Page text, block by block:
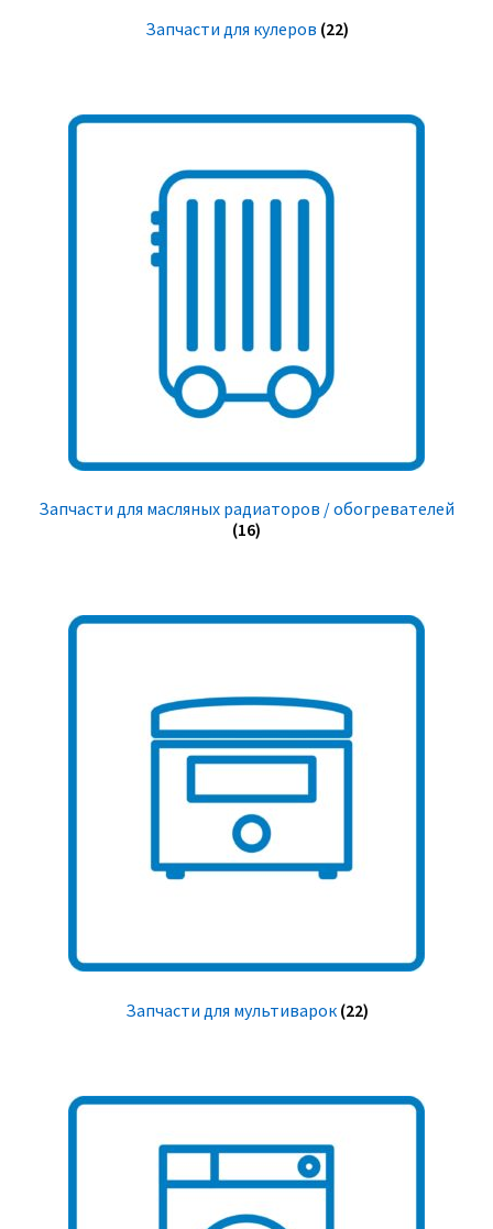
Запчасти для кулеров (22)
Запчасти для масляных радиаторов / обогревателей
(16)
Запчасти для мультиварок (22)